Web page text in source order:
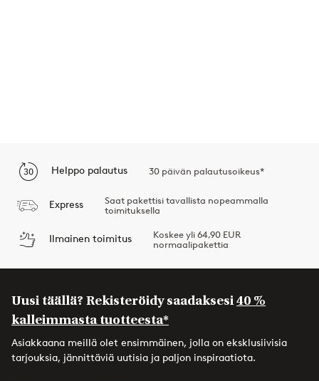
Helppo palautus 30 päivän palautusoikeus*
Express
Saat pakettisi tavallista nopeammalla
toimituksella
Ilmainen toimitus
Koskee yli 64,90 EUR
normaalipakettia
Uusi täällä? Rekisteröidy saadaksesi40 %
kalleimmasta tuotteesta*
Asiakkaana meillä olet ensimmäinen, jolla on eksklusiivisia
tarjouksia, jännittäviä uutisia ja paljon inspiraatiota.